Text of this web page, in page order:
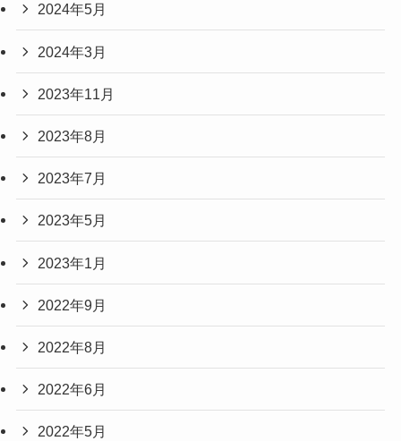
2024年5月
2024年3月
2023年11月
2023年8月
2023年7月
2023年5月
2023年1月
2022年9月
2022年8月
2022年6月
2022年5月